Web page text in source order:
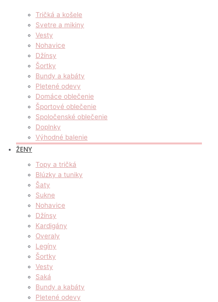
Tričká a košele
Svetre a mikiny
Vesty
Nohavice
Džínsy
Šortky
Bundy a kabáty
Pletené odevy
Domáce oblečenie
Športové oblečenie
Spoločenské oblečenie
Doplnky
Výhodné balenie
ŽENY
Topy a tričká
Blúzky a tuniky
Šaty
Sukne
Nohavice
Džínsy
Kardigány
Overaly
Legíny
Šortky
Vesty
Saká
Bundy a kabáty
Pletené odevy